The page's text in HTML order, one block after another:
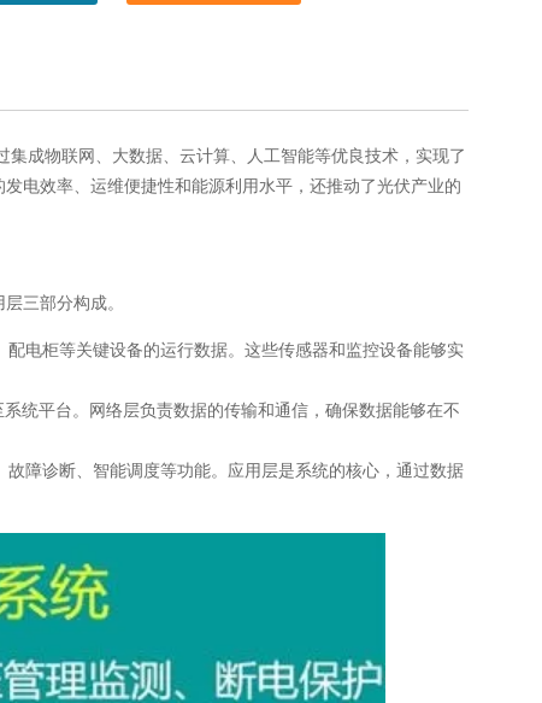
成物联网、大数据、云计算、人工智能等优良技术，实现了
电效率、运维便捷性和能源利用水平，还推动了光伏产业的
三部分构成。
电柜等关键设备的运行数据。这些传感器和监控设备能够实
统平台。网络层负责数据的传输和通信，确保数据能够在不
障诊断、智能调度等功能。应用层是系统的核心，通过数据